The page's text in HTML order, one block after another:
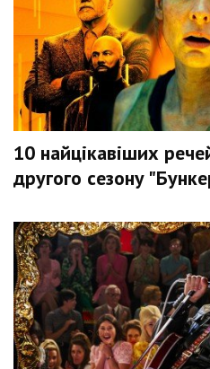
10 найцікавіших
другого сезону